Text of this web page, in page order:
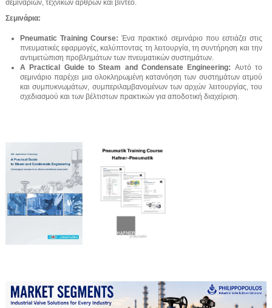
σεμιναρίων, τεχνικών άρθρων και βίντεο.
Σεμινάρια:
Pneumatic Training Course: Ένα πρακτικό σεμινάριο που εστιάζει στις
πνευματικές εφαρμογές, καλύπτοντας τη λειτουργία, τη συντήρηση και την
αντιμετώπιση προβλημάτων των πνευματικών συστημάτων.
A Practical Guide to Steam and Condensate Engineering: Αυτό το
σεμινάριο παρέχει μια ολοκληρωμένη κατανόηση των συστημάτων ατμού
και συμπυκνωμάτων, συμπεριλαμβανομένων των αρχών λειτουργίας, του
σχεδιασμού και των βέλτιστων πρακτικών για αποδοτική διαχείριση.